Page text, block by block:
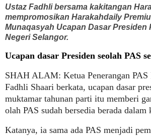
Ustaz Fadhli bersama kakitangan
mempromosikan Harakahdaily
Munaqasyah Ucapan Dasar Presiden
Negeri Selangor.
Ucapan dasar Presiden seolah PAS
SHAH ALAM: Ketua Penerangan
Fadhli Shaari berkata, ucapan dasar
muktamar tahunan parti itu memberi
olah PAS sudah bersedia berada dalam
Katanya, ia sama ada PAS menjadi